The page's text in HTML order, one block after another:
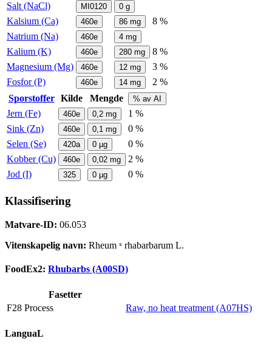
Salt (NaCl) MI0120 0 g
Kalsium (Ca) 460e 86 mg
8 %
Natrium (Na)
460e 4 mg
Kalium (K) 460e 280 mg
8 %
Magnesium (Mg)
460e 12 mg
3 %
Fosfor (P)
460e 14 mg
2 %
Sporstoffer
Kilde Mengde % av AI
Jern (Fe) 460e 0,2 mg
1 %
Sink (Zn)
460e 0,1 mg
0 %
Selen (Se)
420a 0 µg
0 %
Kobber (Cu)
460e 0,02 mg
2 %
Jod (I)
325 0 µg 0 %
Klassifisering
Matvare-ID: 06.053
Vitenskapelig navn: Rheum ˣ rhabarbarum L.
FoodEx2: Rhubarbs (A00SD)
Fasetter
F28 Process
Raw, no heat treatment (A07HS)
LanguaL